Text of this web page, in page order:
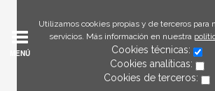
Utilizamos cookies propias y de terceros para
servicios. Más información en nuestra
Cookies técnicas:
Cookies analíticas:
Cookies de terceros:
MENÚ